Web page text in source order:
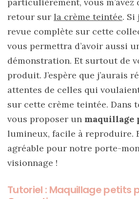
tressé
Parfois
mon
sur
le
shopper
marron
chic
et
tendance
30/05/2026
particulièrement, vous m’avez
retour sur la crème teintée. Si
revue complète sur cette
vous permettra d’avoir aussi
démonstration. Et surtout de
produit. J’espère que j’aurais
attentes de celles qui
sur cette crème teintée. Dans
vous proposer un maquillage
lumineux, facile à reproduire.
agréable pour notre porte-
visionnage !
Tutoriel : Maquillage petits